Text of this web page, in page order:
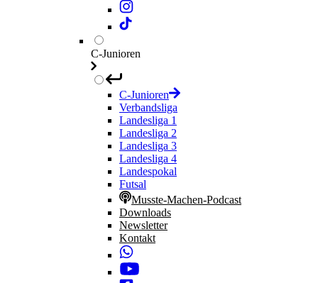
C-Junioren
C-Junioren
Verbandsliga
Landesliga 1
Landesliga 2
Landesliga 3
Landesliga 4
Landespokal
Futsal
Musste-Machen-Podcast
Downloads
Newsletter
Kontakt